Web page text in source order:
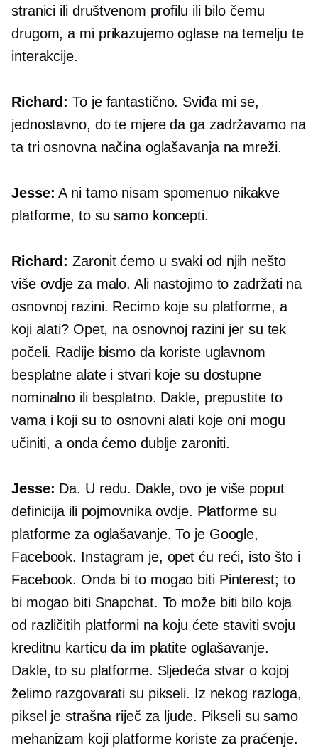
stranici ili društvenom profilu ili bilo čemu
drugom, a mi prikazujemo oglase na temelju te
interakcije.
Richard: To je fantastično. Sviđa mi se,
jednostavno, do te mjere da ga zadržavamo na
ta tri osnovna načina oglašavanja na mreži.
Jesse: A ni tamo nisam spomenuo nikakve
platforme, to su samo koncepti.
Richard: Zaronit ćemo u svaki od njih nešto
više ovdje za malo. Ali nastojimo to zadržati na
osnovnoj razini. Recimo koje su platforme, a
koji alati? Opet, na osnovnoj razini jer su tek
počeli. Radije bismo da koriste uglavnom
besplatne alate i stvari koje su dostupne
nominalno ili besplatno. Dakle, prepustite to
vama i koji su to osnovni alati koje oni mogu
učiniti, a onda ćemo dublje zaroniti.
Jesse: Da. U redu. Dakle, ovo je više poput
definicija ili pojmovnika ovdje. Platforme su
platforme za oglašavanje. To je Google,
Facebook. Instagram je, opet ću reći, isto što i
Facebook. Onda bi to mogao biti Pinterest; to
bi mogao biti Snapchat. To može biti bilo koja
od različitih platformi na koju ćete staviti svoju
kreditnu karticu da im platite oglašavanje.
Dakle, to su platforme. Sljedeća stvar o kojoj
želimo razgovarati su pikseli. Iz nekog razloga,
piksel je strašna riječ za ljude. Pikseli su samo
mehanizam koji platforme koriste za praćenje.